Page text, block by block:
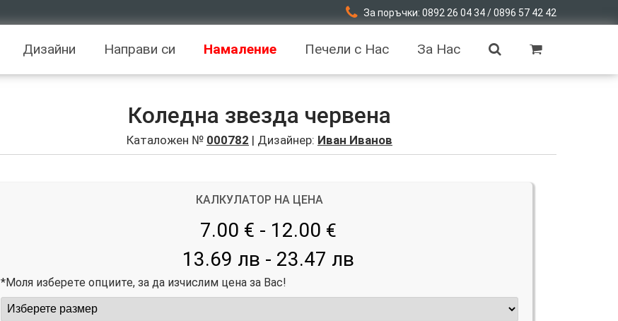
За поръчки: 0892 26 04 34 / 0896 57 42 42
Дизайни Направи си Намаление Печели с Нас За Нас
Коледна звезда червена
Каталожен № 000782 | Дизайнер: Иван Иванов
КАЛКУЛАТОР НА ЦЕНА
7.00 € - 12.00 €
13.69 лв - 23.47 лв
*Моля изберете опциите, за да изчислим цена за Вас!